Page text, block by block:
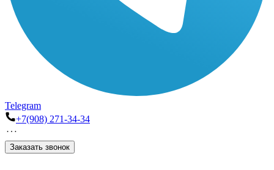
Telegram
+7(908) 271-34-34
Заказать звонок